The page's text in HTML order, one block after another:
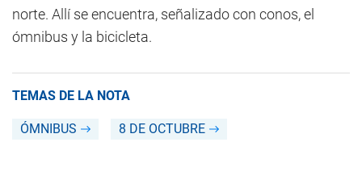
norte. Allí se encuentra, señalizado con conos, el
ómnibus y la bicicleta.
TEMAS DE LA NOTA
ÓMNIBUS 8 DE OCTUBRE